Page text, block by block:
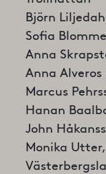
Björn
Sofia
Anna
Anna
Marcus
Hanan
John
Monika